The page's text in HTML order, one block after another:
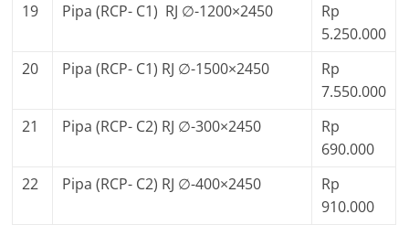
19
Pipa (RCP- C1) RJ ∅-1200×2450
Rp
5.250.000
20
Pipa (RCP- C1) RJ ∅-1500×2450
Rp
7.550.000
21
Pipa (RCP- C2) RJ ∅-300×2450
Rp
690.000
22
Pipa (RCP- C2) RJ ∅-400×2450
Rp
910.000